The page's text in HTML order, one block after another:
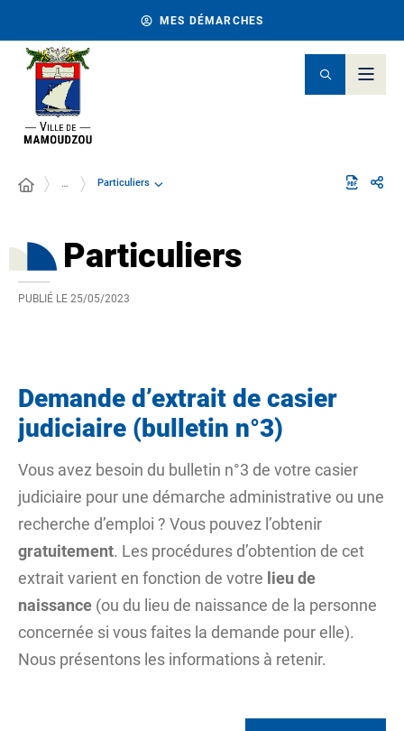
MES DÉMARCHES
… Particuliers
Particuliers
PUBLIÉ LE 25/05/2023
Demande d’extrait de casier
judiciaire (bulletin n°3)
Vous avez besoin du bulletin n°3 de votre casier
judiciaire pour une démarche administrative ou une
recherche d’emploi ? Vous pouvez l’obtenir
gratuitement. Les procédures d’obtention de cet
extrait varient en fonction de votre lieu de
naissance (ou du lieu de naissance de la personne
concernée si vous faites la demande pour elle).
Nous présentons les informations à retenir.